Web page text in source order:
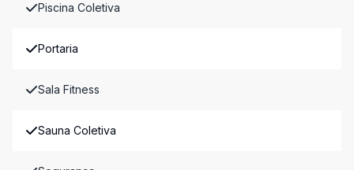
Piscina Coletiva
Portaria
Sala Fitness
Sauna Coletiva